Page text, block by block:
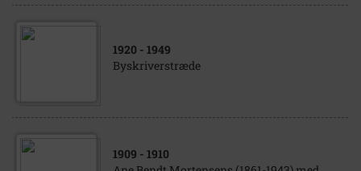
1920 - 1949
Byskriverstræde
1909 - 1910